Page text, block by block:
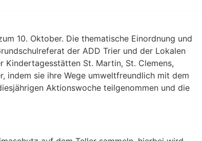
10. Oktober. Die thematische Einordnung und
der ADD Trier und der Lokalen
Kindertagesstätten St. Martin, St. Clemens,
indem sie ihre Wege umweltfreundlich mit dem
Aktionswoche teilgenommen und die